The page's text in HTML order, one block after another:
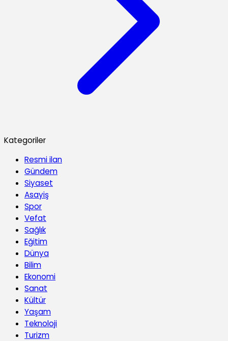
Kategoriler
Resmi ilan
Gündem
Siyaset
Asayiş
Spor
Vefat
Sağlık
Eğitim
Dünya
Bilim
Ekonomi
Sanat
Kültür
Yaşam
Teknoloji
Turizm